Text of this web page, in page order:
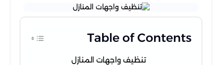
Table of Contents
تنظيف واجهات المنازل